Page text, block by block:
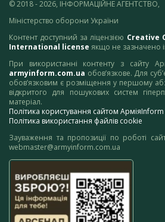
© 2018 - 2026, ІНФОРМАЦІЙНЕ АГЕНТСТВО,
Міністерство оборони України
Контент доступний за ліцензією Creative
International license якщо не зазначено
При використанні контенту з сайту
armyinform.com.ua обов’язкове. Для
обов’язковим є розміщення у першому
відкритого для пошукових систем
матеріал.
Політика користування сайтом АрміяInform
Політика використання файлів cookie
Зауваження та пропозиції по роботі
webmaster@armyinform.com.ua